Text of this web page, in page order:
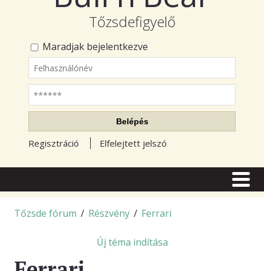
Tőzsdefigyelő
Maradjak bejelentkezve
Felhasználónév
Jelszó
Belépés
Regisztráció Elfelejtett jelszó
CIKKEK
TUDÁSTÁR
Tőzsde fórum / Részvény / Ferrari
Új téma indítása